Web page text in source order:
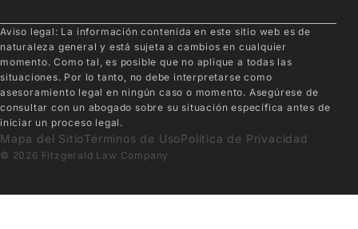
Aviso legal: La información contenida en este sitio web es de
naturaleza general y está sujeta a cambios en cualquier
momento. Como tal, es posible que no aplique a todas las
situaciones. Por lo tanto, no debe interpretarse como
asesoramiento legal en ningún caso o momento. Asegúrese de
consultar con un abogado sobre su situación específica antes de
iniciar un proceso legal.
Mapa del SitioTérminos de UsoPolítica de Privacidad
© 2026 Fitzgerald Law Company